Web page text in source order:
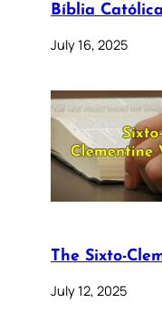
Bíblia
July 16, 2025
The Sixto-
July 12, 2025